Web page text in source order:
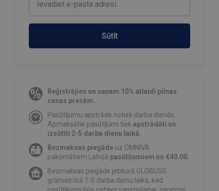
Sūtīt
Reģistrējies un saņem 10% atlaidi pilnas
cenas precēm.
Pasūtījumu apstrāde notiek darba dienās.
Apmaksātie pasūtījumi tiek apstrādāti un
izsūtīti 2-5 darba dienu laikā.
Bezmaksas piegāde uz OMNIVA
pakomātiem Latvijā pasūtījumiem no €40.00.
Bezmaksas piegāde jebkurā GLOBUSS
grāmatnīcā 1-5 darba dienu laikā, kad
pasūtījums būs gatavs saņemšanai, saņemsi